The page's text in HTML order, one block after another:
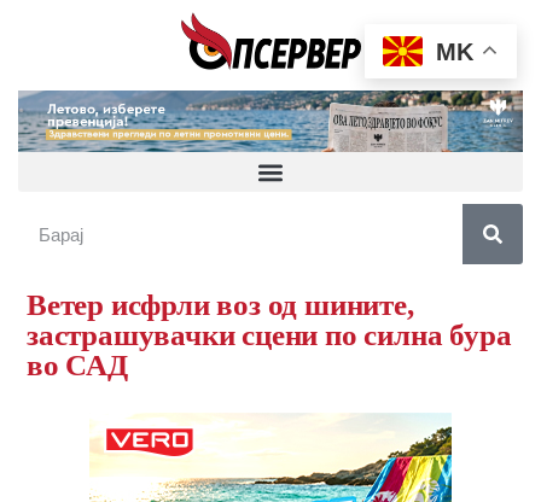
Ветер исфрли воз од шините,
застрашувачки сцени по силна бура
во САД
MK